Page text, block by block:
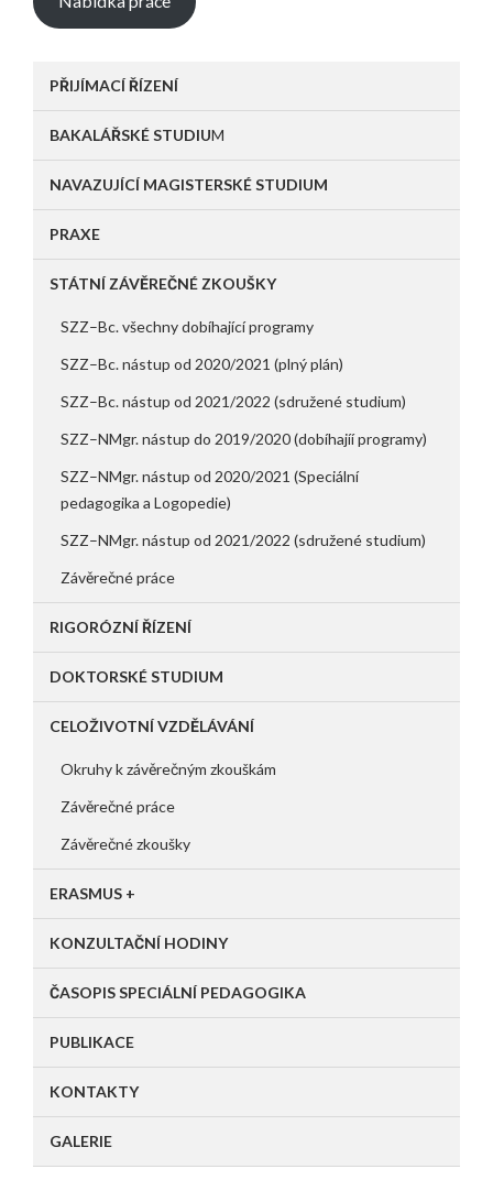
PŘIJÍMACÍ ŘÍZENÍ
BAKALÁŘSKÉ STUDIUM
NAVAZUJÍCÍ MAGISTERSKÉ STUDIUM
PRAXE
STÁTNÍ ZÁVĚREČNÉ ZKOUŠKY
SZZ–Bc. všechny dobíhající programy
SZZ–Bc. nástup od 2020/2021 (plný plán)
SZZ–Bc. nástup od 2021/2022 (sdružené studium)
SZZ–NMgr. nástup do 2019/2020 (dobíhajíí programy)
SZZ–NMgr. nástup od 2020/2021 (Speciální
pedagogika a Logopedie)
SZZ–NMgr. nástup od 2021/2022 (sdružené studium)
Závěrečné práce
RIGORÓZNÍ ŘÍZENÍ
DOKTORSKÉ STUDIUM
CELOŽIVOTNÍ VZDĚLÁVÁNÍ
Okruhy k závěrečným zkouškám
Závěrečné práce
Závěrečné zkoušky
ERASMUS +
KONZULTAČNÍ HODINY
ČASOPIS SPECIÁLNÍ PEDAGOGIKA
PUBLIKACE
KONTAKTY
GALERIE